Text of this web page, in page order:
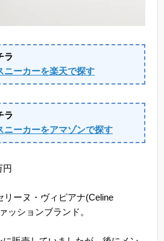
ラ
ニーカーを楽天で探す
ラ
ニーカーをアマゾンで探す
円
リーヌ・ヴィピアナ(Celine
ッションブランド。